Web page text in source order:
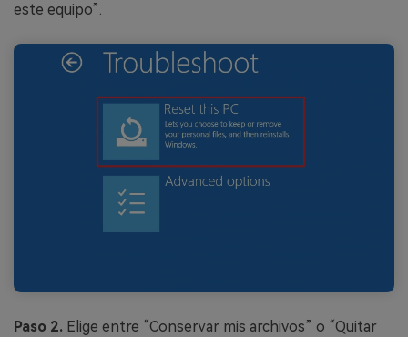
este equipo”.
Paso 2. Elige entre “Conservar mis archivos” o “Quitar